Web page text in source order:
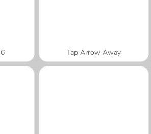
Tap Arrow Away